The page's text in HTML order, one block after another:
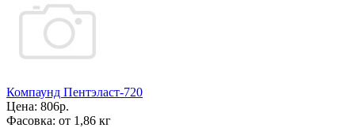
Компаунд Пентэласт-720
Цена: 806р.
Фасовка: от 1,86 кг